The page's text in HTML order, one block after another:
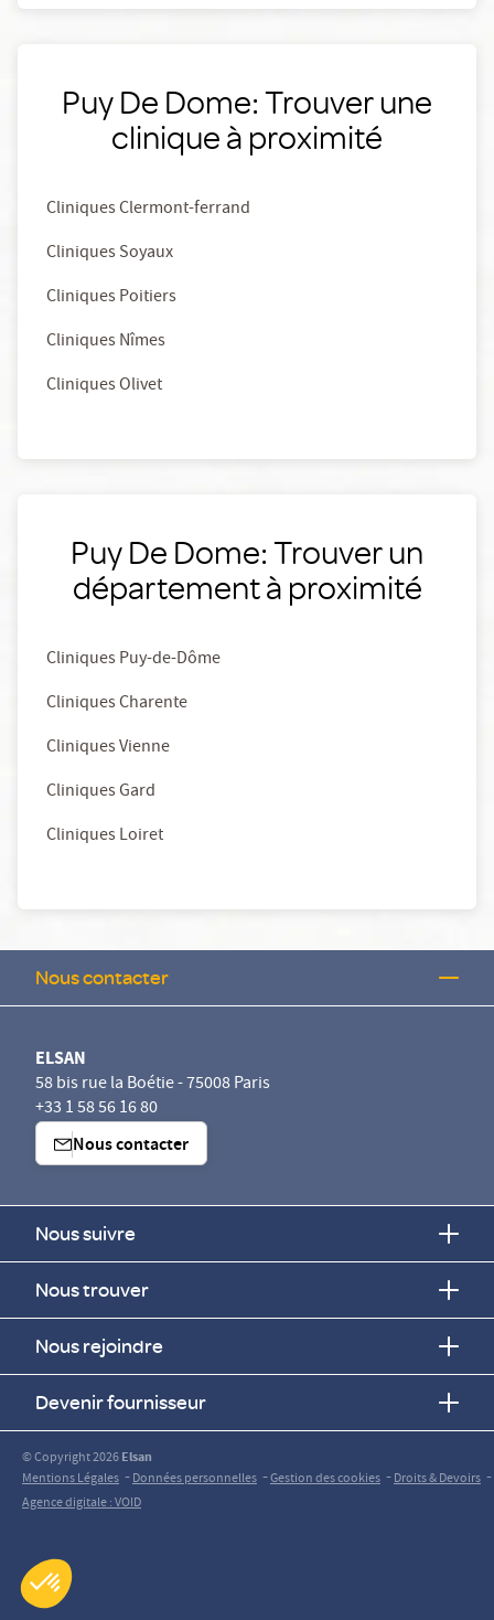
Puy De Dome: Trouver une
clinique à proximité
Cliniques Clermont-ferrand
Cliniques Soyaux
Cliniques Poitiers
Cliniques Nîmes
Cliniques Olivet
Puy De Dome: Trouver un
département à proximité
Cliniques Puy-de-Dôme
Cliniques Charente
Cliniques Vienne
Cliniques Gard
Cliniques Loiret
Nous contacter
ELSAN
58 bis rue la Boétie - 75008 Paris
+33 1 58 56 16 80
Nous contacter
Nous suivre
Nous trouver
Nous rejoindre
Devenir fournisseur
© Copyright 2026Elsan
Mentions Légales -Données personnelles -Gestion des cookies -Droits & Devoirs -
Agence digitale : VOID